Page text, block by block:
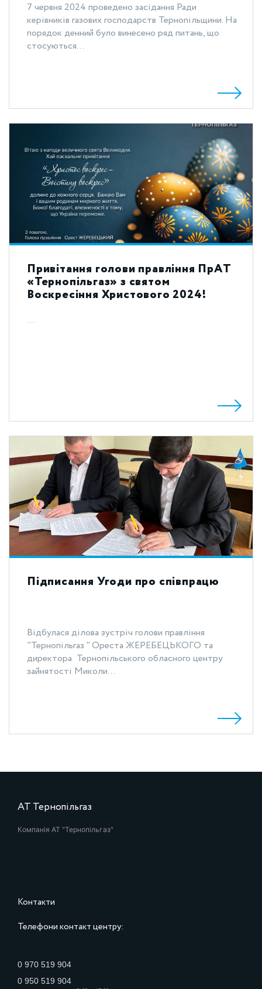
7 червня 2024 проведено засідання Ради
керівників газових господарств Тернопільщини. На
порядок денний було винесено ряд питань, що
стосуються...
Привітання голови правління ПрАТ
«Тернопільгаз» з святом
Воскресіння Христового 2024!
...
Підписання Угоди про співпрацю
Відбулася ділова зустріч голови правління
"Тернопільгаз " Ореста ЖЕРЕБЕЦЬКОГО та
директора Тернопільського обласного центру
зайнятості Миколи...
АТ Тернопільгаз
Компанія АТ "Тернопільгаз"
Контакти
Телефони контакт центру:
0 970 519 904
0 950 519 904